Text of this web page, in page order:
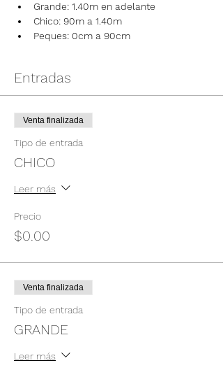
Grande: 1.40m en adelante
Chico: 90m a 1.40m
Peques: 0cm a 90cm
Entradas
Venta finalizada
Tipo de entrada
CHICO
Leer más
Precio
$0.00
Venta finalizada
Tipo de entrada
GRANDE
Leer más